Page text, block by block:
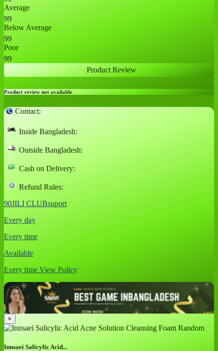
Average
99
Below Average
99
Poor
99
Product Review
Product review not available
Contact:
Inside Bangladesh:
Outside Bangladesh:
Cash on Delivery:
Refund Rules:
90JILI CLUBsuport
Every day
Every time
Available
Every time View Policy
×
Innsaei Salicylic Acid...